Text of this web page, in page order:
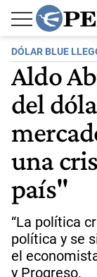
DÓLAR BLUE
Aldo
del
una
país"
“La política
política y se
el
y Progreso.